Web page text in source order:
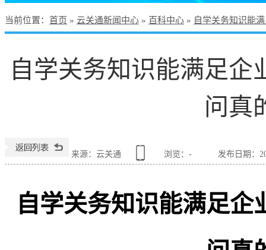
当前位置： 首页 » 云关通新闻中心 » 百科中心 » 自学关务知识能
自学关务知识能满足企
问真
来源：云关通 浏览： - 发布日期：
自学关务知识能满足企